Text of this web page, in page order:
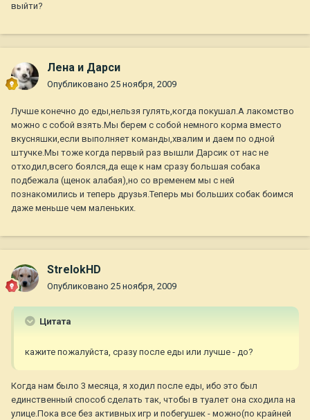
выйти?
Лена и Дарси
Опубликовано 25 ноября, 2009
Лучше конечно до еды,нельзя гулять,когда покушал.А лакомство
можно с собой взять.Мы берем с собой немного корма вместо
вкусняшки,если выполняет команды,хвалим и даем по одной
штучке.Мы тоже когда первый раз вышли Дарсик от нас не
отходил,всего боялся,да еще к нам сразу большая собака
подбежала (щенок алабая),но со временем мы с ней
познакомились и теперь друзья.Теперь мы больших собак боимся
даже меньше чем маленьких.
StrelokHD
Опубликовано 25 ноября, 2009
Цитата
кажите пожалуйста, сразу после еды или лучше - до?
Когда нам было 3 месяца, я ходил после еды, ибо это был
единственный способ сделать так, чтобы в туалет она сходила на
улице.Пока все без активных игр и побегушек - можно(по крайней